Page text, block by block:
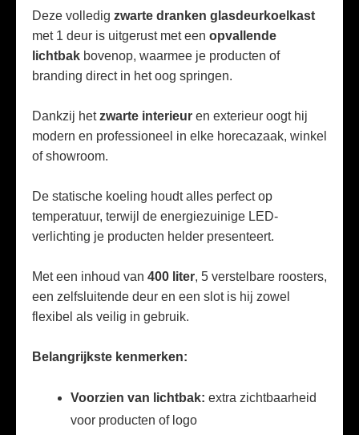
Deze volledig zwarte dranken glasdeurkoelkast
met 1 deur is uitgerust met een opvallende
lichtbak bovenop, waarmee je producten of
branding direct in het oog springen.
Dankzij hetzwarte interieur en exterieur oogt hij
modern en professioneel in elke horecazaak, winkel
of showroom.
De statische koeling houdt alles perfect op
temperatuur, terwijl de energiezuinige LED-
verlichting je producten helder presenteert.
Met een inhoud van 400 liter, 5 verstelbare roosters,
een zelfsluitende deur en een slot is hij zowel
flexibel als veilig in gebruik.
Belangrijkste kenmerken:
Voorzien van lichtbak: extra zichtbaarheid
voor producten of logo